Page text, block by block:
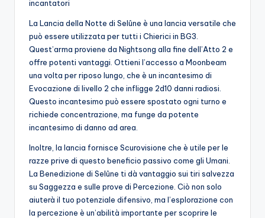
incantatori
La Lancia della Notte di Selûne è una lancia versatile che
può essere utilizzata per tutti i Chierici in BG3.
Quest’arma proviene da Nightsong alla fine dell’Atto 2 e
offre potenti vantaggi. Ottieni l’accesso a Moonbeam
una volta per riposo lungo, che è un incantesimo di
Evocazione di livello 2 che infligge 2d10 danni radiosi.
Questo incantesimo può essere spostato ogni turno e
richiede concentrazione, ma funge da potente
incantesimo di danno ad area.
Inoltre, la lancia fornisce Scurovisione che è utile per le
razze prive di questo beneficio passivo come gli Umani.
La Benedizione di Selûne ti dà vantaggio sui tiri salvezza
su Saggezza e sulle prove di Percezione. Ciò non solo
aiuterà il tuo potenziale difensivo, ma l’esplorazione con
la percezione è un’abilità importante per scoprire le